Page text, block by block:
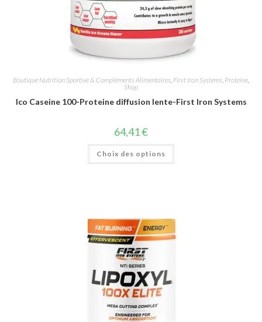
Boutique Nutrition Sportive & Compléments Alimentaires, First Iron Systems, Proteine,
Shop
Ico Caseine 100-Proteine diffusion lente-First Iron Systems
64,41€
Choix des options